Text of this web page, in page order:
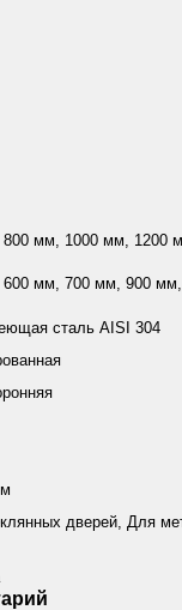
мм, 1000 мм, 1200
мм, 700 мм, 900
сталь AISI 304
дверей, Для